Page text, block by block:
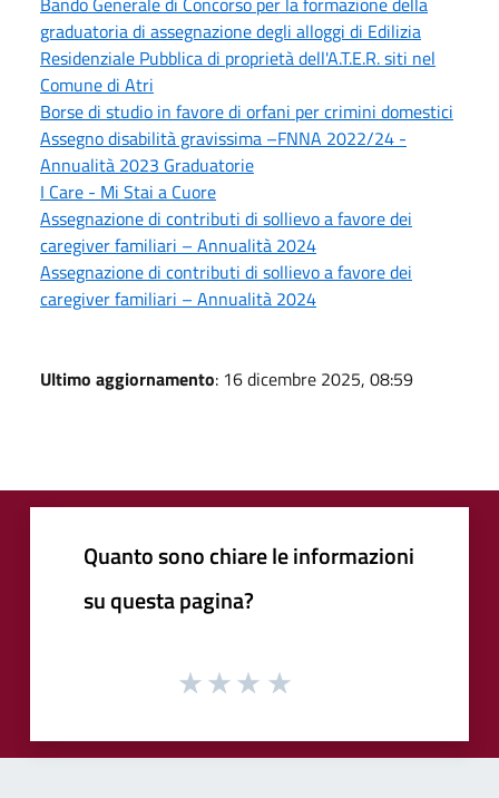
graduatoria di assegnazione degli alloggi di Edilizia
Residenziale Pubblica di proprietà dell'A.T.E.R. siti nel
Comune di Atri
Borse di studio in favore di orfani per crimini domestici
Assegno disabilità gravissima –FNNA 2022/24 -
Annualità 2023 Graduatorie
I Care - Mi Stai a Cuore
Assegnazione di contributi di sollievo a favore dei
caregiver familiari – Annualità 2024
Assegnazione di contributi di sollievo a favore dei
caregiver familiari – Annualità 2024
Ultimo aggiornamento: 16 dicembre 2025, 08:59
Quanto sono chiare le informazioni
su questa pagina?